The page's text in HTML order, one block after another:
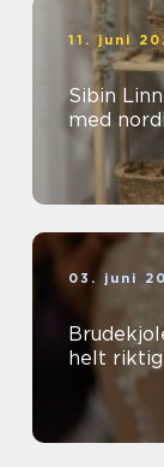
11. juni
Sibin
med
03. juni
Brudekjole slik finner du kjolen
helt riktig